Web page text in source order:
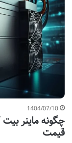
1404/07/10
چگونه ماینر
قیمت